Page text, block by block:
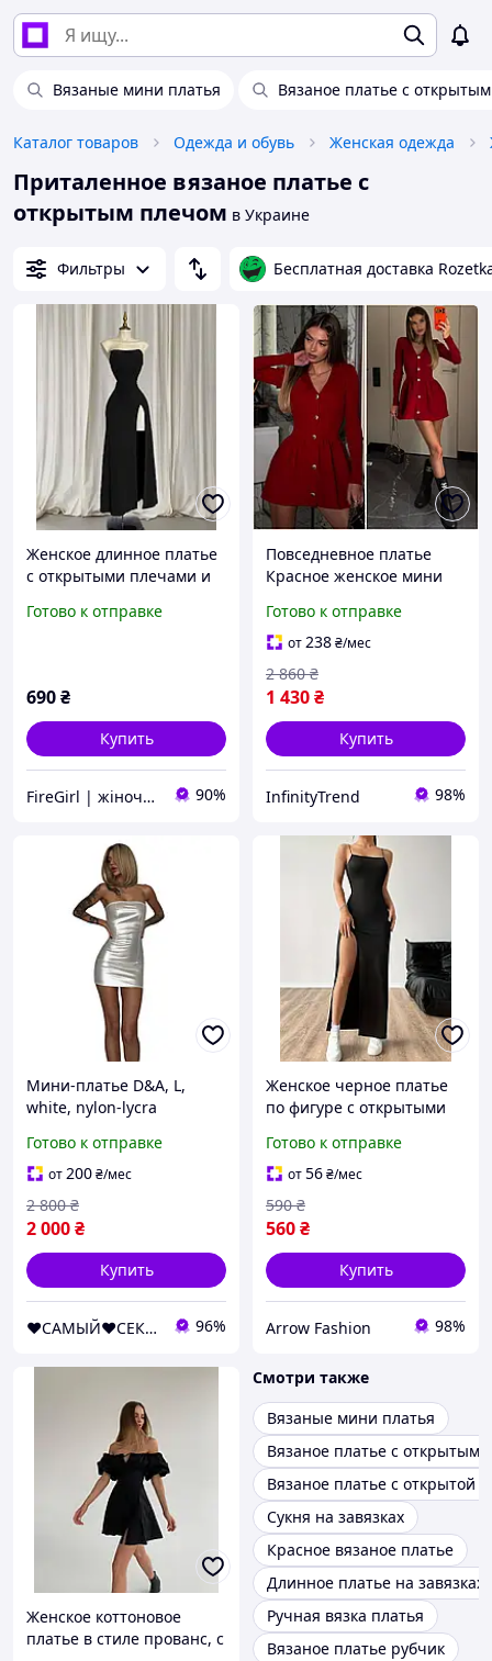
Вязаные мини платья Вязаное платье с
Каталог товаров Одежда и обувь Женская одежда
Приталенное вязаное платье с
открытым плечом в Украине
Фильтры Бесплатная доставка
Женское длинное платье
с открытыми плечами и
красное)
Готово к отправке
690₴
Купить
FireGirl | жіночий одяг 90%
Повседневное платье
Красное женское мини
длинным рукавом
универсальный размер S
L
Готово к отправке
от238₴/мес
1 430₴
2 860 ₴
Купить
InfinityTrend 98%
Мини-платье D&A, L,
white, nylon-lycra
молнией на всю длину
Готово к отправке
от200₴/мес
2 000₴
2 800 ₴
Купить
❤️САМЫЙ❤️СЕКСУАЛЬНЫЙ❤️МАГАЗИН❤️ 96%
Женское черное платье
по фигуре с открытыми
вырезом на ноге XS-S M-L
Готово к отправке
от56₴/мес
560₴
590 ₴
Купить
Arrow Fashion 98%
Женское коттоновое
платье в стиле прованс, с
Смотри также
Вязаные мини платья
Вязаное платье с
Вязаное платье с открытой
Сукня на завязках
Красное вязаное платье
Длинное платье на завязках
Ручная вязка платья
Вязаное платье рубчик